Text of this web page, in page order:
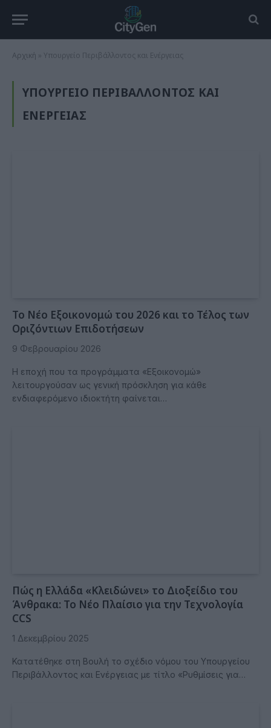
Αρχική Υπουργείο Περιβάλλοντος και Ενέργειας
ΥΠΟΥΡΓΕΊΟ ΠΕΡΙΒΆΛΛΟΝΤΟΣ ΚΑΙ
ΕΝΈΡΓΕΙΑΣ
Το Νέο Εξοικονομώ του 2026 και το Τέλος των
Οριζόντιων Επιδοτήσεων
9 Φεβρουαρίου 2026
Η εποχή που τα προγράμματα «Εξοικονομώ»
λειτουργούσαν ως γενική πρόσκληση για κάθε
ενδιαφερόμενο ιδιοκτήτη φαίνεται…
Πώς η Ελλάδα «Κλειδώνει» το Διοξείδιο του
Άνθρακα: Το Νέο Πλαίσιο για την Τεχνολογία
CCS
1 Δεκεμβρίου 2025
Κατατέθηκε στη Βουλή το σχέδιο νόμου του Υπουργείου
Περιβάλλοντος και Ενέργειας με τίτλο «Ρυθμίσεις για…